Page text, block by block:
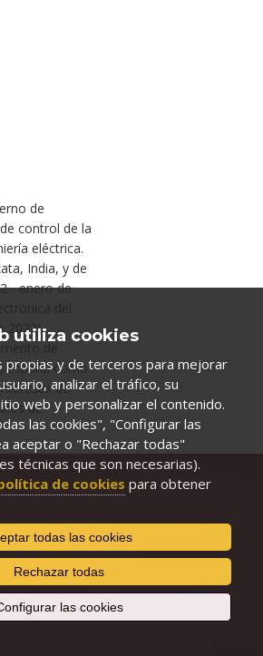
de
control de la
eléctrica.
India, y de
- enero de
del
2022).
de
España como
de
de
utiliza cookies
propias y de terceros para mejorar
analizar el tráfico, su
web y personalizar el contenido.
las cookies", "Configurar las
aceptar o "Rechazar todas"
técnicas que son necesarias).
de cookies para obtener
todas las cookies
Rechazar todas
las cookies